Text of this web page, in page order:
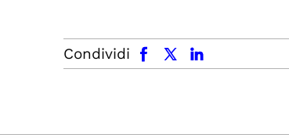
Condividi
facebook x.com linkedin